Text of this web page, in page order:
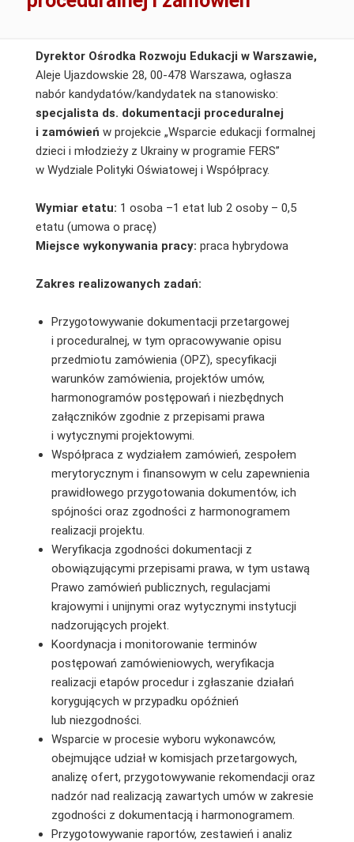
Dyrektor Ośrodka Rozwoju Edukacji w Warszawie,
Aleje Ujazdowskie 28, 00-478 Warszawa, ogłasza
nabór kandydatów/kandydatek na stanowisko:
specjalista ds. dokumentacji proceduralnej
i zamówień w projekcie „Wsparcie edukacji formalnej
dzieci i młodzieży z Ukrainy w programie FERS”
w Wydziale Polityki Oświatowej i Współpracy.
Wymiar etatu: 1 osoba –1 etat lub 2 osoby – 0,5
etatu (umowa o pracę)
Miejsce wykonywania pracy: praca hybrydowa
Zakres realizowanych zadań:
Przygotowywanie dokumentacji przetargowej
i proceduralnej, w tym opracowywanie opisu
przedmiotu zamówienia (OPZ), specyfikacji
warunków zamówienia, projektów umów,
harmonogramów postępowań i niezbędnych
załączników zgodnie z przepisami prawa
i wytycznymi projektowymi.
Współpraca z wydziałem zamówień, zespołem
merytorycznym i finansowym w celu zapewnienia
prawidłowego przygotowania dokumentów, ich
spójności oraz zgodności z harmonogramem
realizacji projektu.
Weryfikacja zgodności dokumentacji z
obowiązującymi przepisami prawa, w tym ustawą
Prawo zamówień publicznych, regulacjami
krajowymi i unijnymi oraz wytycznymi instytucji
nadzorujących projekt.
Koordynacja i monitorowanie terminów
postępowań zamówieniowych, weryfikacja
realizacji etapów procedur i zgłaszanie działań
korygujących w przypadku opóźnień
lub niezgodności.
Wsparcie w procesie wyboru wykonawców,
obejmujące udział w komisjach przetargowych,
analizę ofert, przygotowywanie rekomendacji oraz
nadzór nad realizacją zawartych umów w zakresie
zgodności z dokumentacją i harmonogramem.
Przygotowywanie raportów, zestawień i analiz